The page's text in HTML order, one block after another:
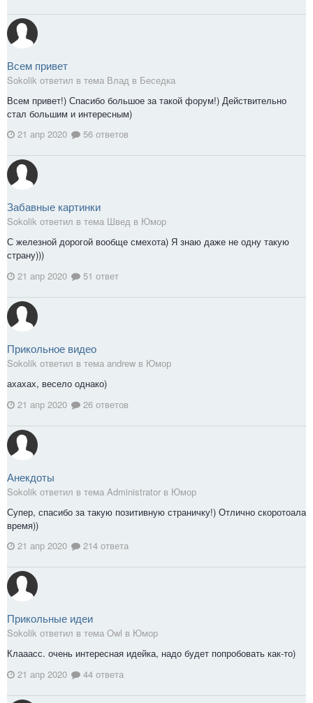
Всем привет
Sokolik ответил в тема Влад в Беседка
Всем привет!) Спасибо большое за такой форум!) Действительно
стал большим и интересным)
21 апр 2020
56 ответов
Забавные картинки
Sokolik ответил в тема Швед в Юмор
С железной дорогой вообще смехота) Я знаю даже не одну такую
страну)))
21 апр 2020
51 ответ
Прикольное видео
Sokolik ответил в тема andrew в Юмор
ахахах, весело однако)
21 апр 2020
26 ответов
Анекдоты
Sokolik ответил в тема Administrator в Юмор
Супер, спасибо за такую позитивную страничку!) Отлично скоротоала
время))
21 апр 2020
214 ответа
Прикольные идеи
Sokolik ответил в тема Owl в Юмор
Клааасс. очень интересная идейка, надо будет попробовать как-то)
21 апр 2020
44 ответа